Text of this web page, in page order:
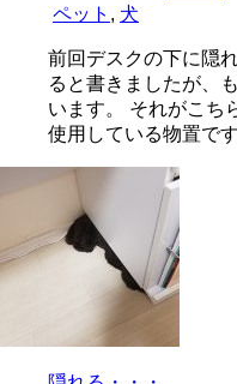
ペット , 犬
前回デスクの下に隠
ると書きましたが、
います。 それがこち
使用している物置で